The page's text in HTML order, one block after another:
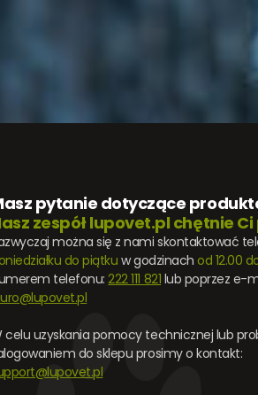
pytanie dotyczące
zespół lupovet.pl chętnie
można się z nami skontaktować
do piątku w godzinach od 12.00
telefonu:222 111 821 lub poprzez e-
celu uzyskania pomocy technicznej lub
do sklepu prosimy o kontakt: